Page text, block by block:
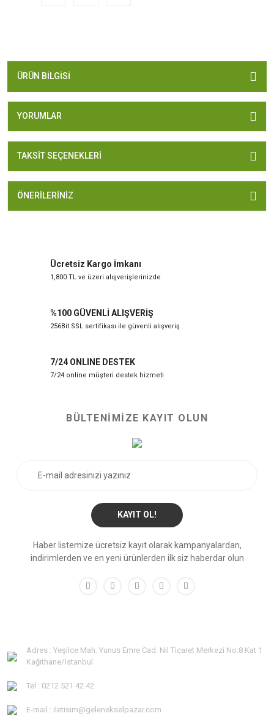
ÜRÜN BILGISI
YORUMLAR
TAKSIT SEÇENEKLERI
ÖNERILERINIZ
Ücretsiz Kargo İmkanı
1,800 TL ve üzeri alışverişlerinizde
%100 GÜVENLİ ALIŞVERİŞ
256Bit SSL sertifikası ile güvenli alışveriş
7/24 ONLINE DESTEK
7/24 online müşteri destek hizmeti
BÜLTENİMİZE KAYIT OLUN
KAYIT OL!
Haber listemize ücretsiz kayıt olarak kampanyalardan,
indirimlerden ve en yeni ürünlerden ilk siz haberdar olun
Adres : Yeşilce Mah. Yunus Emre Cad. Nil Ticaret Merkezi No:8 Kat 1
Kağıthane/İstanbul
Tel : 0212 521 42 42
E-mail : iletisim@gelenekselpazar.com